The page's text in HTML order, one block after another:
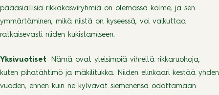
pääasiallisia rikkakasviryhmiä on olemassa kolme, ja sen
ymmärtäminen, mikä niistä on kyseessä, voi vaikuttaa
ratkaisevasti niiden kukistamiseen.
Yksivuotiset: Nämä ovat yleisimpiä vihreitä rikkaruohoja,
kuten pihatähtimö ja mäkilitukka. Niiden elinkaari kestää yhden
vuoden, ennen kuin ne kylvävät siemenensä odottamaan